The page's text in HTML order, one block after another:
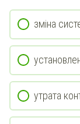
зміна
утрата